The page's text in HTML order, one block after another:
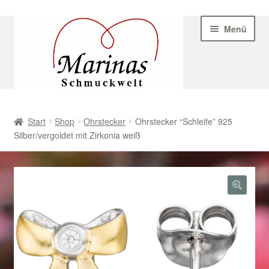
Navigation
Menü
AGB
Beispiel-Seite
Datenschutz
Geschenke zu Ostern 2023
Geschenke zu Ostern 2024
Start Shop Ohrstecker
Ohrstecker “Schleife” 925
Silber/vergoldet mit Zirkonia weiß